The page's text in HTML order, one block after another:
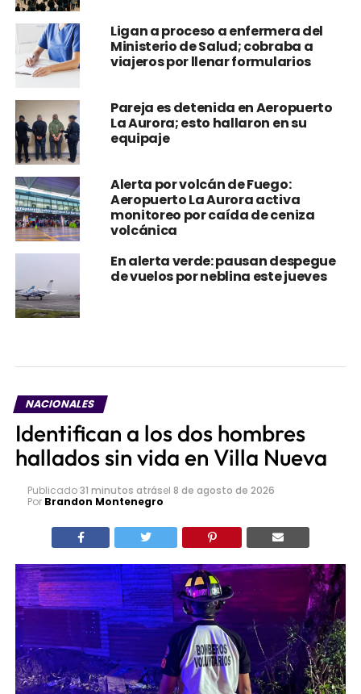
Ligan a proceso a enfermera del
Ministerio de Salud; cobraba a
viajeros por llenar formularios
Pareja es detenida en Aeropuerto
La Aurora; esto hallaron en su
equipaje
Alerta por volcán de Fuego:
Aeropuerto La Aurora activa
monitoreo por caída de ceniza
volcánica
En alerta verde: pausan despegue
de vuelos por neblina este jueves
NACIONALES
Identifican a los dos hombres
hallados sin vida en Villa Nueva
Publicado31 minutos atrásel 8 de agosto de 2026
Por Brandon Montenegro